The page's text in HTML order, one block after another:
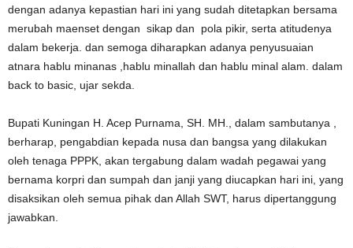
dengan adanya kepastian hari ini yang sudah ditetapkan bersama
merubah maenset dengan sikap dan pola pikir, serta atitudenya
dalam bekerja. dan semoga diharapkan adanya penyusuaian
atnara hablu minanas ,hablu minallah dan hablu minal alam. dalam
back to basic, ujar sekda.
Bupati Kuningan H. Acep Purnama, SH. MH., dalam sambutanya ,
berharap, pengabdian kepada nusa dan bangsa yang dilakukan
oleh tenaga PPPK, akan tergabung dalam wadah pegawai yang
bernama korpri dan sumpah dan janji yang diucapkan hari ini, yang
disaksikan oleh semua pihak dan Allah SWT, harus dipertanggung
jawabkan.